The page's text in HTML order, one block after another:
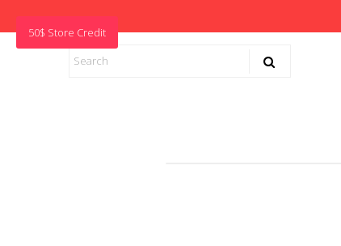
50$ Store Credit